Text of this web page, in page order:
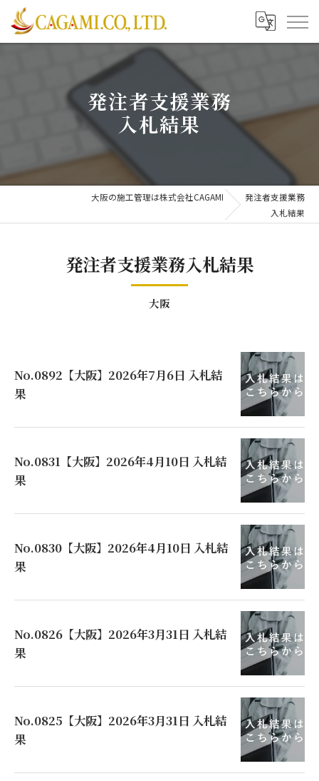
発注者支援業務
入札結果
大阪の施工管理は株式会社CAGAMI
発注者支援業務
入札結果
発注者支援業務入札結果
大阪
No.0892【大阪】2026年7月6日 入札結
果
No.0831【大阪】2026年4月10日 入札結
果
No.0830【大阪】2026年4月10日 入札結
果
No.0826【大阪】2026年3月31日 入札結
果
No.0825【大阪】2026年3月31日 入札結
果